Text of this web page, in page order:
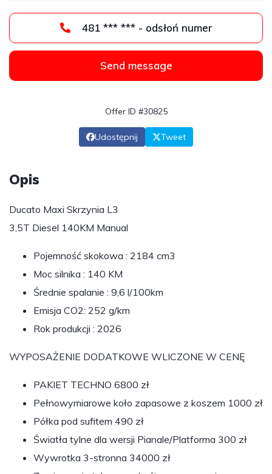
481 *** *** - odsłoń numer
Send message
Offer ID #30825
Udostępnij Tweet
Opis
Ducato Maxi Skrzynia L3
3,5T Diesel 140KM Manual
Pojemność skokowa : 2184 cm3
Moc silnika : 140 KM
Średnie spalanie : 9,6 l/100km
Emisja CO2: 252 g/km
Rok produkcji : 2026
WYPOSAŻENIE DODATKOWE WLICZONE W CENĘ
PAKIET TECHNO 6800 zł
Pełnowymiarowe koło zapasowe z koszem 1000 zł
Półka pod sufitem 490 zł
Światła tylne dla wersji Pianale/Platforma 300 zł
Wywrotka 3-stronna 34000 zł